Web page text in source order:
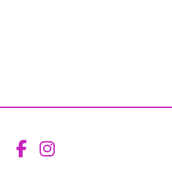
Aceder ao
Aceder ao